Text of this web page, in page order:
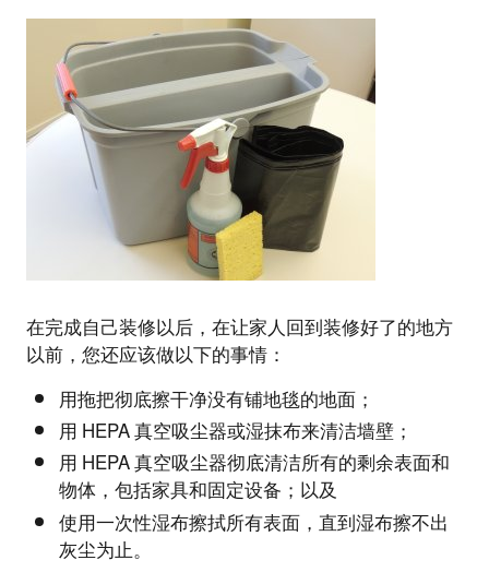
在完成自己装修以后，在让家人回到装修好了的地方
以前，您还应该做以下的事情：
用拖把彻底擦干净没有铺地毯的地面；
用 HEPA 真空吸尘器或湿抹布来清洁墙壁；
用 HEPA 真空吸尘器彻底清洁所有的剩余表面和
物体，包括家具和固定设备；以及
使用一次性湿布擦拭所有表面，直到湿布擦不出
灰尘为止。